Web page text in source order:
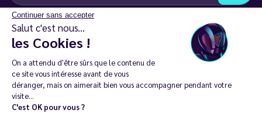
Continuer sans accepter
Salut c'est nous...
les Cookies !
On a attendu d'être sûrs que le contenu de
ce site vous intéresse avant de vous
déranger, mais on aimerait bien vous accompagner pendant votre
visite...
C'est OK pour vous ?
J’accepte de recevoir des communications e-mail et SMS de la part de
LD Groupe
Restez en contact
La vente de cigarette électronique est interdite chez les moins de